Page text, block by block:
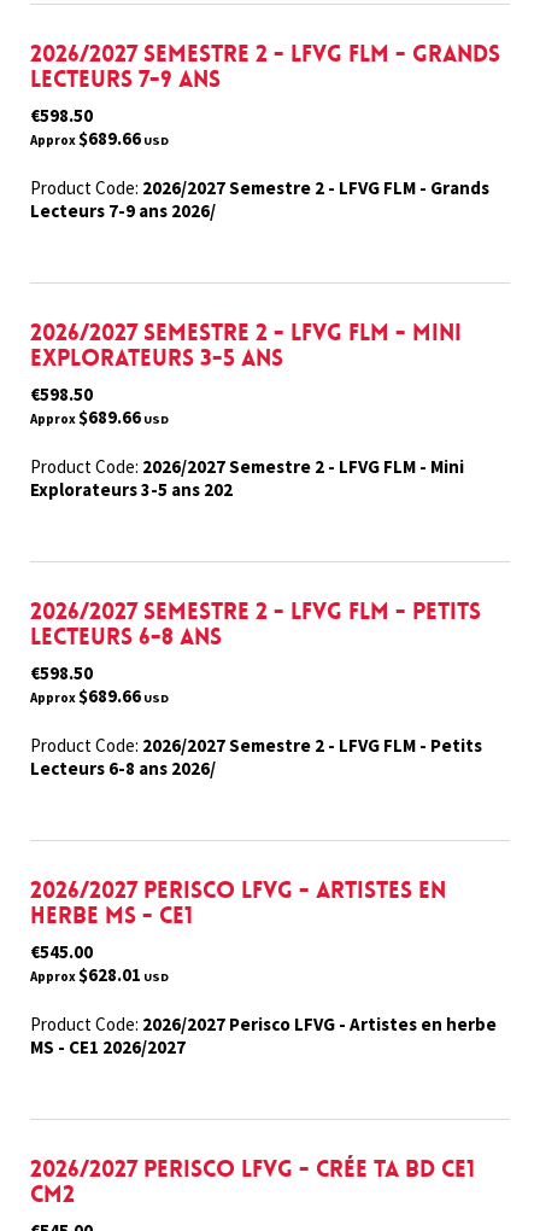
2026/2027 Semestre 2 - LFVG FLM - Grands
Lecteurs 7-9 ans
€598.50
Approx$689.66 USD
Product Code: 2026/2027 Semestre 2 - LFVG FLM - Grands
Lecteurs 7-9 ans 2026/
2026/2027 Semestre 2 - LFVG FLM - Mini
Explorateurs 3-5 ans
€598.50
Approx$689.66 USD
Product Code: 2026/2027 Semestre 2 - LFVG FLM - Mini
Explorateurs 3-5 ans 202
2026/2027 Semestre 2 - LFVG FLM - Petits
Lecteurs 6-8 ans
€598.50
Approx$689.66 USD
Product Code: 2026/2027 Semestre 2 - LFVG FLM - Petits
Lecteurs 6-8 ans 2026/
2026/2027 Perisco LFVG - Artistes en
herbe MS - CE1
€545.00
Approx$628.01 USD
Product Code: 2026/2027 Perisco LFVG - Artistes en herbe
MS - CE1 2026/2027
2026/2027 Perisco LFVG - Crée ta BD CE1
CM2